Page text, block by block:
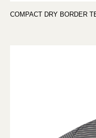
COMPACT DRY BORDER